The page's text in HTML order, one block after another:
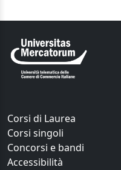
Corsi di Laurea
Corsi singoli
Concorsi e bandi
Accessibilità